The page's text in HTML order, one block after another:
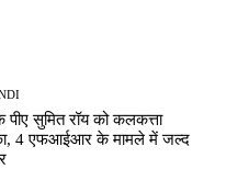
पीए सुमित रॉय को कलकत्ता
4 एफआईआर के मामले में जल्द